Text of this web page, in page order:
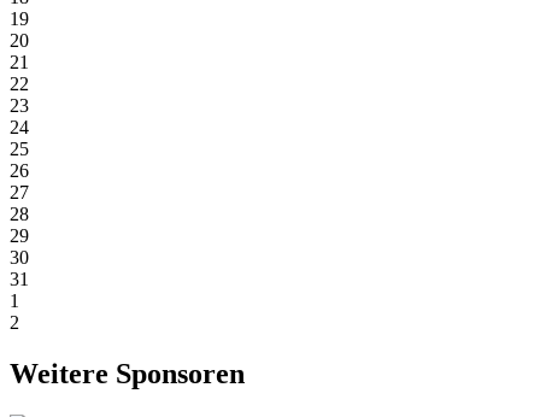
19
20
21
22
23
24
25
26
27
28
29
30
31
1
2
Weitere Sponsoren